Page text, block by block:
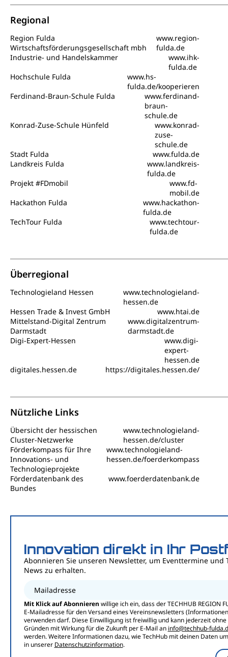
Regional
Region Fulda
Wirtschaftsförderungsgesellschaft mbh
www.region-
fulda.de
Industrie- und Handelskammer
www.ihk-
fulda.de
Hochschule Fulda
www.hs-
fulda.de/kooperieren
Ferdinand-Braun-Schule Fulda
www.ferdinand-
braun-
schule.de
Konrad-Zuse-Schule Hünfeld
www.konrad-
zuse-
schule.de
Stadt Fulda
www.fulda.de
Landkreis Fulda
www.landkreis-
fulda.de
Projekt #FDmobil
www.fd-
mobil.de
Hackathon Fulda
www.hackathon-
fulda.de
TechTour Fulda
www.techtour-
fulda.de
Überregional
Technologieland Hessen
www.technologieland-
hessen.de
Hessen Trade & Invest GmbH
www.htai.de
Mittelstand-Digital Zentrum
Darmstadt
www.digitalzentrum-
darmstadt.de
Digi-Expert-Hessen
www.digi-
expert-
hessen.de
digitales.hessen.de
https://digitales.hessen.de/
Nützliche Links
Übersicht der hessischen
Cluster-Netzwerke
www.technologieland-
hessen.de/cluster
Förderkompass für Ihre
Innovations- und
Technologieprojekte
www.technologieland-
hessen.de/foerderkompass
Förderdatenbank des
Bundes
www.foerderdatenbank.de
Innovation direkt in Ihr
Abonnieren Sie unseren Newsletter, um Eventtermine und
News zu erhalten.
Mailadresse
Mit Klick auf Abonnieren willige ich ein, dass der TECHHUB REGION
E-Mailadresse für den Versand eines Vereinsnewsletters
verwenden darf. Diese Einwilligung ist freiwillig und kann jederzeit ohne
Gründen mit Wirkung für die Zukunft per E-Mail an info@techhub-
werden. Weitere Informationen dazu, wie TechHub mit deinen Daten
in unserer Datenschutzinformation.